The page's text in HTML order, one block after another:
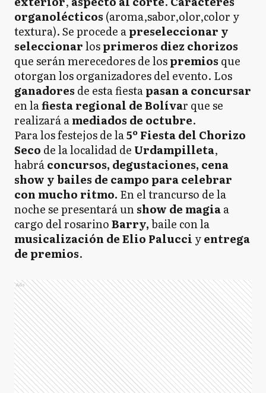
organolécticos (aroma,sabor,olor,color y
textura). Se procede apreseleccionar y
seleccionarlosprimeros diez chorizos
que serán merecedores de lospremios que
otorgan los organizadores del evento. Los
ganadores de esta fiestapasan a concursar
en lafiesta regional de Bolívar que se
realizará amediados de octubre.
Para los festejos de la5º Fiesta del Chorizo
Seco de la localidad de Urdampilleta,
habráconcursos, degustaciones, cena
show y bailes de campo para celebrar
con mucho ritmo. En el trancurso de la
noche se presentará unshow de magiaa
cargo del rosarinoBarry,baile con la
musicalización de Elio Palucci yentrega
de premios.
Ads